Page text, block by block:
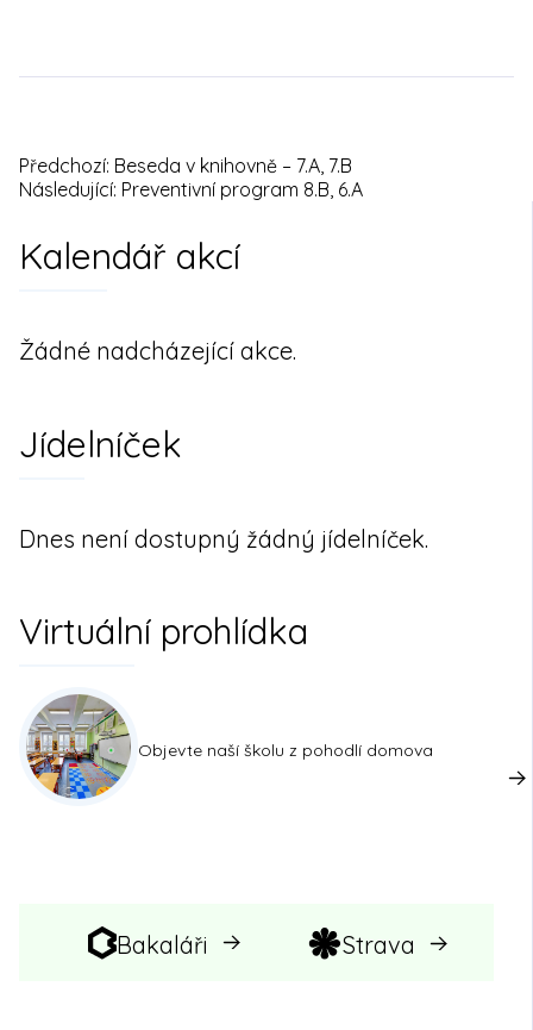
Navigace
pro
Předchozí: Beseda v knihovně – 7.A, 7.B
Následující: Preventivní program 8.B, 6.A
Kalendář akcí
Žádné nadcházející akce.
Jídelníček
Dnes není dostupný žádný jídelníček.
Virtuální prohlídka
Objevte naší školu z pohodlí domova
Bakaláři Strava